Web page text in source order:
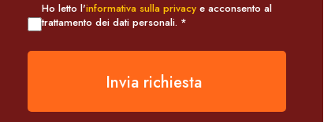
Ho letto l'informativa sulla privacy e acconsento al
trattamento dei dati personali. *
Invia richiesta